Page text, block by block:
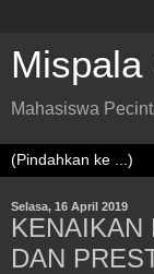
Mahasiswa
Selasa, 16 April 2019
KENAIKAN
DAN